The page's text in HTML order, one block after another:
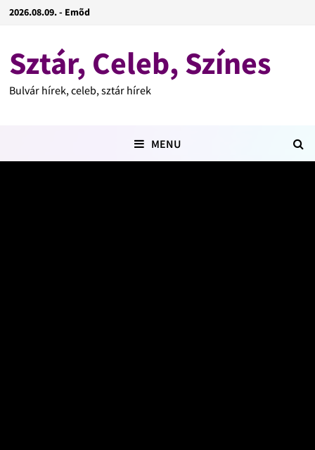
2026.08.09. - Emõd
Sztár, Celeb, Színes
Bulvár hírek, celeb, sztár hírek
MENU